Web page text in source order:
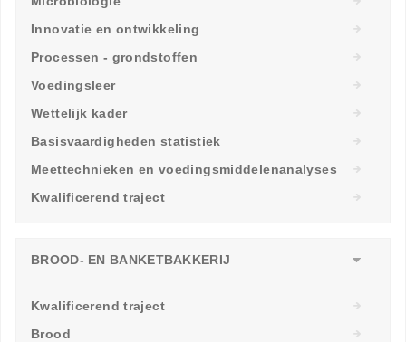
Innovatie en ontwikkeling
Processen - grondstoffen
Voedingsleer
Wettelijk kader
Basisvaardigheden statistiek
Meettechnieken en voedingsmiddelenanalyses
Kwalificerend traject
BROOD- EN BANKETBAKKERIJ
Kwalificerend traject
Brood